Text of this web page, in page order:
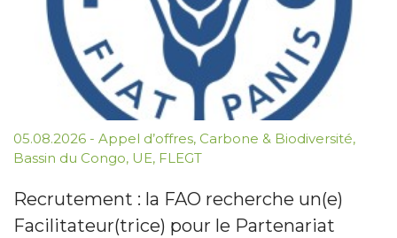
05.08.2026 - Appel d’offres, Carbone & Biodiversité,
Bassin du Congo, UE, FLEGT
Recrutement : la FAO recherche un(e)
Facilitateur(trice) pour le Partenariat